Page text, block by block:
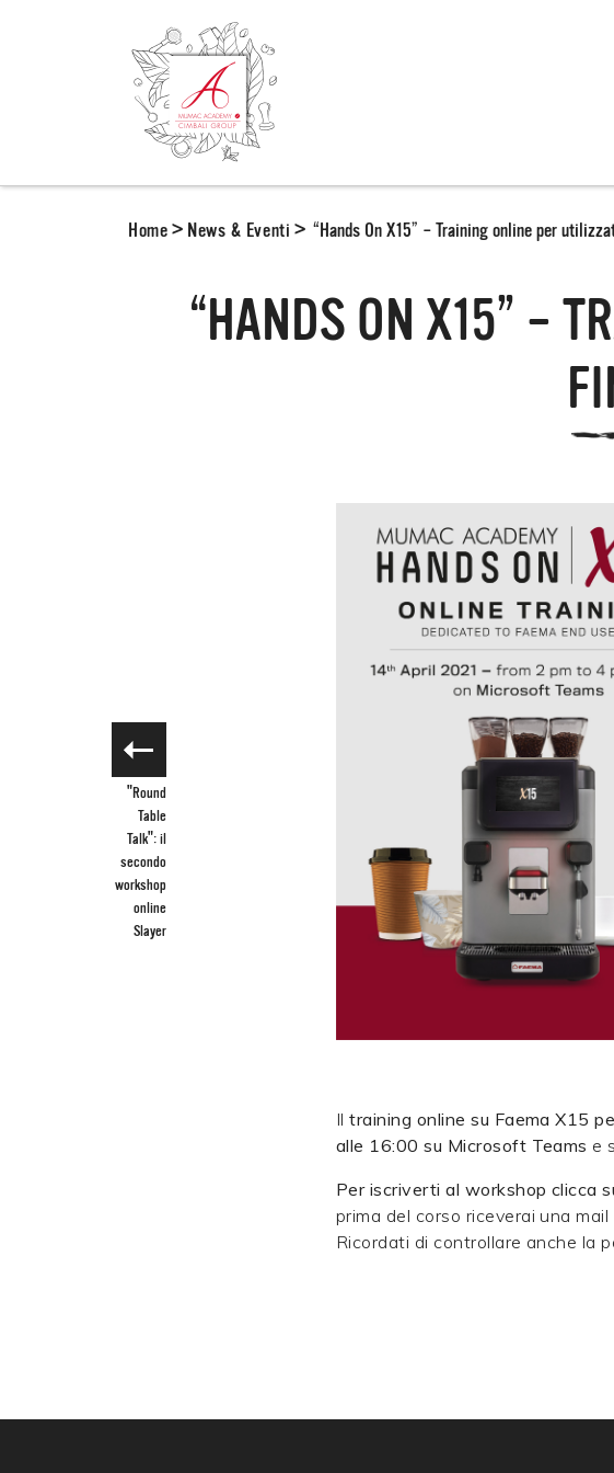
Home > News & Eventi > “Hands On X15” – Training online per
“HANDS ON X15” –
Iltraining online su Faema X15
alle 16:00 su Microsoft Teams e
Per iscriverti al workshop clicca
prima del corso riceverai una
Ricordati di controllare anche la
"Round
Table
Talk": il
secondo
workshop
online
Slayer